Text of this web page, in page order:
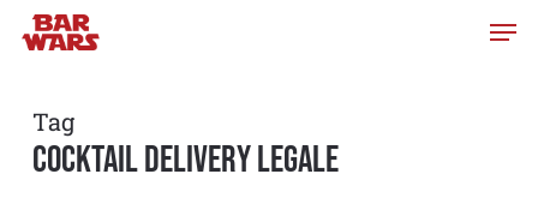
Skip
content
Tag
cocktail delivery legale